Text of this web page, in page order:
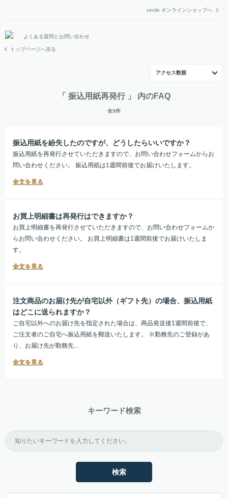
cecile オンラインショップへ
よくある質問とお問い合わせ
トップページへ戻る
アクセス数順
「 振込用紙再発行 」 内のFAQ
全3件
振込用紙を紛失したのですが、どうしたらいいですか？
振込用紙を再発行させていただきますので、お問い合わせフォームからお
問い合わせください。 振込用紙は1週間前後でお届けいたします。
お買上明細書は再発行はできますか？
お買上明細書を再発行させていただきますので、お問い合わせフォームか
らお問い合わせください。 お買上明細書は1週間前後でお届けいたしま
す。
注文商品のお届け先が自宅以外（ギフト先）の場合、振込用紙
はどこに送られますか？
ご自宅以外へのお届け先を指定された場合は、商品発送後1週間前後で、
ご注文者のご自宅へ振込用紙を郵送いたします。 ※勤務先のご登録があ
り、お届け先が勤務先...
キーワード検索
検索